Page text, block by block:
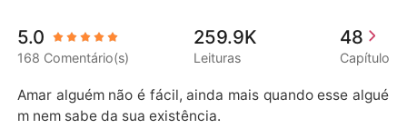
Baixar App
Bilionários
5.0
168 Comentário(s)
259.9K
Leituras
48
Capítulo
Amar alguém não é fácil, ainda mais quando esse algué
m nem sabe da sua existência.